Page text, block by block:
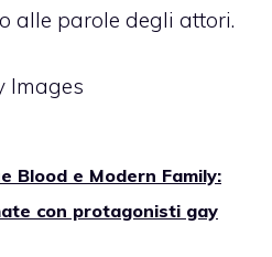
alle parole degli attori.
Images
Blood e Modern Family:
con protagonisti gay